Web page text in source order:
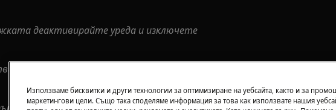
деактивирайте уреда и изключете
на уреди, за тежки уреди е необходимо да
Използваме бисквитки и други технологии за оптимизиране на уебсайта, както и за
маркетингови цели. Също така споделяме информация за това как използвате нашия